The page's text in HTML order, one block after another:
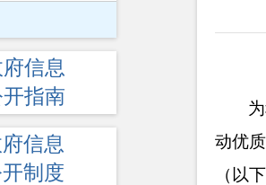
信息
指南
信息
制度
动优
（以